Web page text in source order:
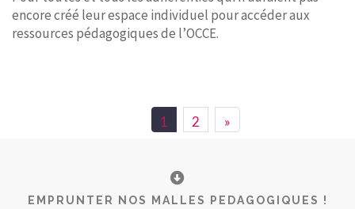
encore créé leur espace individuel pour accéder aux
ressources pédagogiques de l’OCCE.
1 2 »
EMPRUNTER NOS MALLES PEDAGOGIQUES !